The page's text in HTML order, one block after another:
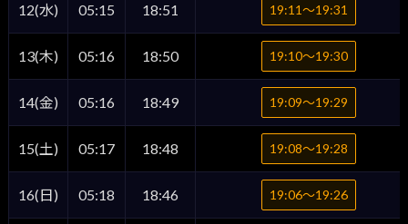
12(水) 05:15 18:51 19:11〜19:31
13(木) 05:16 18:50 19:10〜19:30
14(金) 05:16 18:49 19:09〜19:29
15(土) 05:17 18:48 19:08〜19:28
16(日) 05:18 18:46 19:06〜19:26